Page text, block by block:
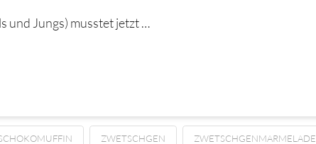
und Jungs) musstet jetzt …
ZWETSCHGEN ZWETSCHGENMARMELADE